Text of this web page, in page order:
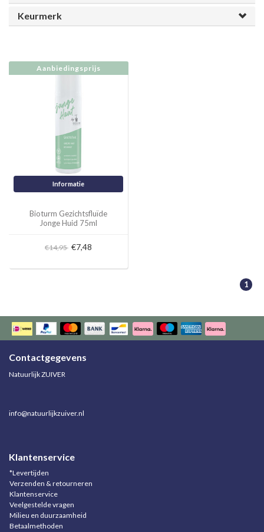
Keurmerk
Aanbiedingsprijs
Informatie
Bioturm Gezichtsfluïde
Jonge Huid 75ml
€14,95 €7,48
1
Contactgegevens
Natuurlijk ZUIVER
info@natuurlijkzuiver.nl
Klantenservice
*Levertijden
Verzenden & retourneren
Klantenservice
Veelgestelde vragen
Milieu en duurzaamheid
Betaalmethoden